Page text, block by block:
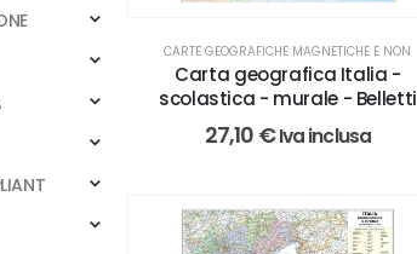
CARTE GEOGRAFICHE MAGNETICHE E NON
Carta geografica Italia -
scolastica - murale - Belletti
27,10 €Iva inclusa